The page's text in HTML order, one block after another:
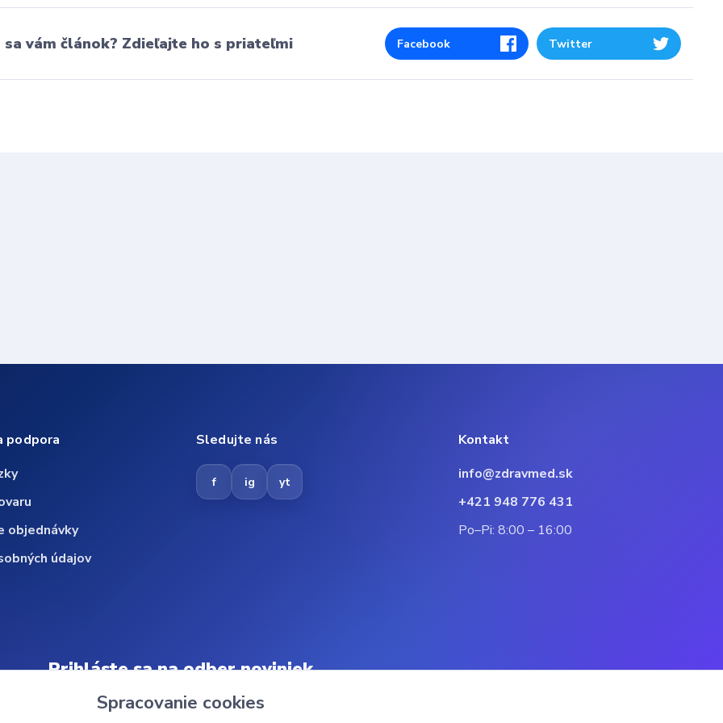
sa vám článok? Zdieľajte ho s priateľmi Facebook Twitter
podpora
objednávky
údajov
Sledujte nás
f ig yt
Kontakt
info@zdravmed.sk
+421 948 776 431
Po–Pi: 8:00 – 16:00
Prihláste sa na odber noviniek
Spracovanie cookies